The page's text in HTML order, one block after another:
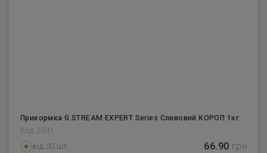
Прикормка G.STREAM EXPERT Series Сливовий КОРОП 1кг
Код: 2041
від 20 шт 66.90 грн